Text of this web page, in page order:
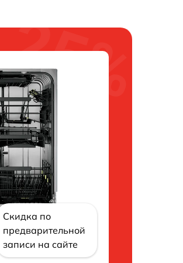
Скидка по
предварительной
записи на сайте